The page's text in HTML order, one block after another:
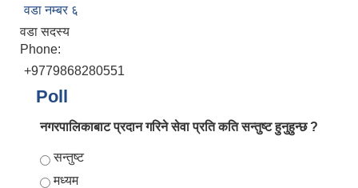
वडा नम्बर ६
वडा सदस्य
Phone:
+9779868280551
Poll
नगरपालिकाबाट प्रदान गरिने सेवा प्रति कति सन्तुष्ट हुनुहुन्छ ?
Choices
सन्तुष्ट
मध्यम